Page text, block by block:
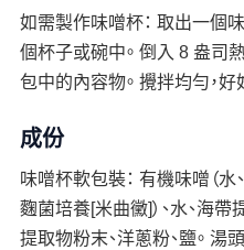
如需製作味噌杯： 取出一個
個杯子或碗中。 倒入 8 盎司
包中的內容物。 攪拌均勻，好
成份
味噌杯軟包裝： 有機味噌（水
麴菌培養[米曲黴]）、水、海帶
提取物粉末、洋蔥粉、鹽。 湯